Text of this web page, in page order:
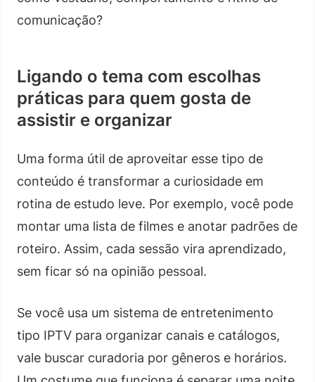
comunicação?
Ligando o tema com escolhas
práticas para quem gosta de
assistir e organizar
Uma forma útil de aproveitar esse tipo de
conteúdo é transformar a curiosidade em
rotina de estudo leve. Por exemplo, você pode
montar uma lista de filmes e anotar padrões de
roteiro. Assim, cada sessão vira aprendizado,
sem ficar só na opinião pessoal.
Se você usa um sistema de entretenimento
tipo IPTV para organizar canais e catálogos,
vale buscar curadoria por gêneros e horários.